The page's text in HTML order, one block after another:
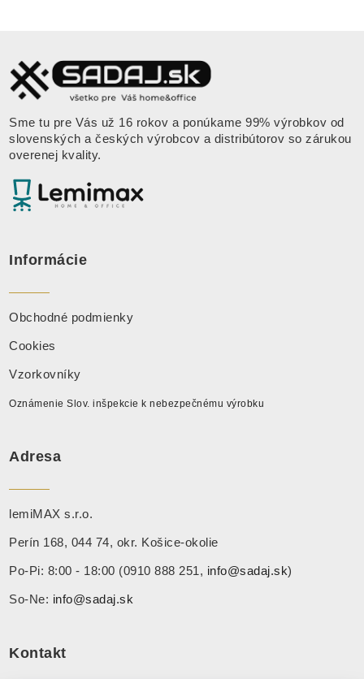
Sme tu pre Vás už 16 rokov a ponúkame 99% výrobkov od
slovenských a českých výrobcov a distribútorov so zárukou
overenej kvality.
Informácie
Obchodné podmienky
Cookies
Vzorkovníky
Oznámenie Slov. inšpekcie k nebezpečnému výrobku
Adresa
lemiMAX s.r.o.
Perín 168, 044 74, okr. Košice-okolie
Po-Pi: 8:00 - 18:00 (0910 888 251, info@sadaj.sk)
So-Ne: info@sadaj.sk
Kontakt